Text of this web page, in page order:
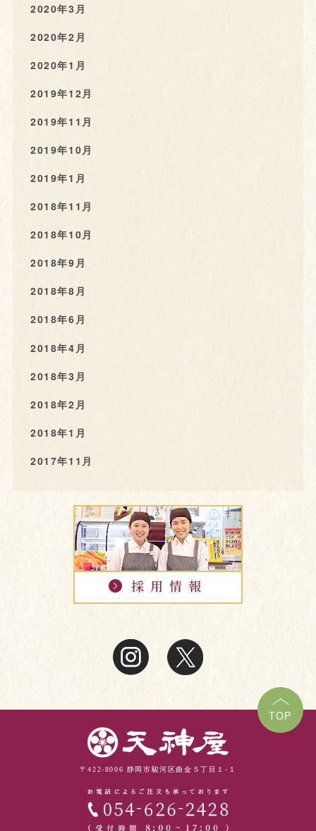
2020年3月
2020年2月
2020年1月
2019年12月
2019年11月
2019年10月
2019年1月
2018年11月
2018年10月
2018年9月
2018年8月
2018年6月
2018年4月
2018年3月
2018年2月
2018年1月
2017年11月
TOP
〒422-8006 静岡市駿河区曲金５丁目１-１